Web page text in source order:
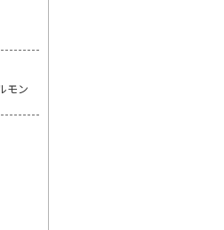
モン